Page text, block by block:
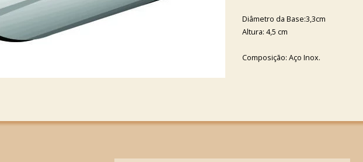
Diâmetro da Base:3,3cm
Altura: 4,5 cm
Composição: Aço Inox.